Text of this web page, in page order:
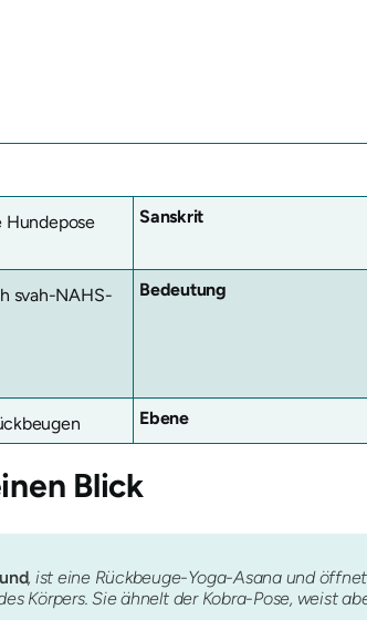
Hundepose Sanskrit
svah-NAHS-
Bedeutung
Ebene
Blick
, ist eine Rückbeuge-Yoga-Asana und
Körpers. Sie ähnelt der Kobra-Pose, weist